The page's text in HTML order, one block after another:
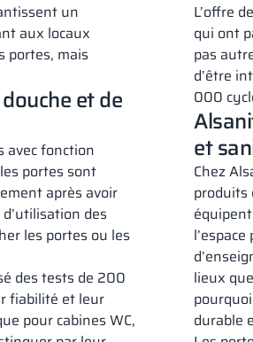
un
aux locaux
portes, mais
et de
avec fonction
portes sont
après avoir
des
les portes ou les
des tests de 200
fiabilité et leur
pour cabines WC,
L’offre
qui ont
pas
d’être
000
et
Chez
produits
lieux
durable